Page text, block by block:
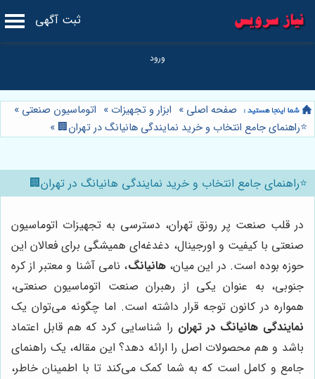
ثبت آگهی
صفحه اصلی » ابزار و تجهیزات » اتوماسیون صنعتی »
⭐️راهنمای جامع انتخاب و خرید نمایندگی هانیانگ در تهران🏢 »
⭐️راهنمای جامع انتخاب و خرید نمایندگی هانیانگ در تهران🏢
در قلب صنعت پر رونق تهران، دسترسی به تجهیزات اتوماسیون
صنعتی با کیفیت و اورجینال، دغدغه‌ای همیشگی برای فعالان این
حوزه بوده است. در این میان،هانیانگ، نامی آشنا و معتبر از کره
جنوبی، به عنوان یکی از رهبران صنعت اتوماسیون صنعتی،
همواره در کانون توجه قرار داشته است. اما چگونه می‌توان یک
نمایندگی هانیانگ در تهران را شناسایی کرد که هم قابل اعتماد
باشد و هم محصولات اصل را ارائه دهد؟ این مقاله، یک راهنمای
جامع و کامل است که به شما کمک می‌کند تا با اطمینان خاطر،